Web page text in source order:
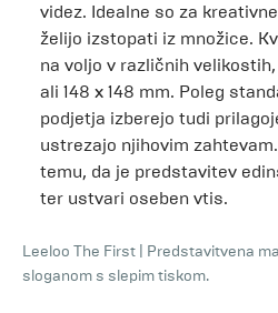
videz. Idealne so za
želijo izstopati iz množice.
na voljo v različnih
ali 148 x 148 mm. Poleg
podjetja izberejo tudi
ustrezajo njihovim
temu, da je predstavitev
ter ustvari oseben vtis.
Leeloo The First
Predstavitvena
sloganom s slepim tiskom.